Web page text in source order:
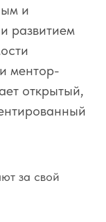
и
развитием
ментор-
открытый,
за свой